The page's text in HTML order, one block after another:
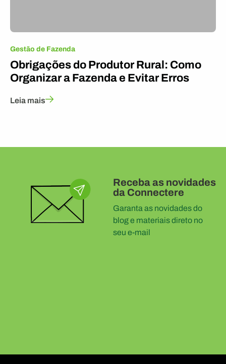
Gestão de Fazenda
Obrigações do Produtor Rural: Como
Organizar a Fazenda e Evitar Erros
Leia mais
Receba as novidades
da Connectere
Garanta as novidades do
blog e materiais direto no
seu e-mail